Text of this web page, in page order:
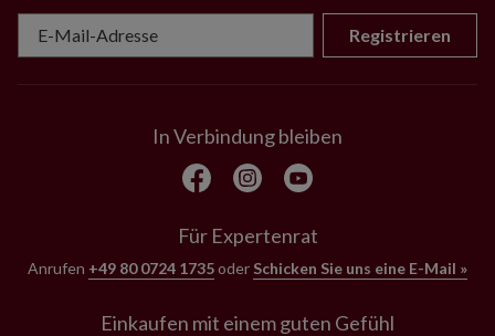
Registrieren
In Verbindung bleiben
Für Expertenrat
Anrufen +49 80 0724 1735oder Schicken Sie uns eine E-Mail »
Einkaufen mit einem guten Gefühl